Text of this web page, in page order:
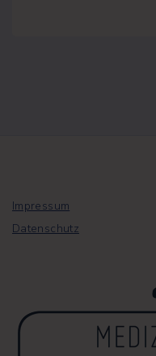
Impressum
Datenschutz